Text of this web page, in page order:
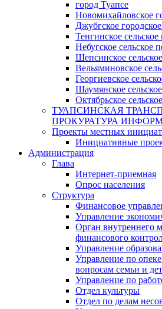
город Туапсе
Новомихайловское
Джубгское
Тенгинское сельское
Небугское сельское
Шепсинское
Вельяминовское
Георгиевское
Шаумянское
Октябрьское
ТУАПСИНСКАЯ
ПРОКУРАТУРА
Проекты местных
Инициативные
Администрация
Глава
Интернет-приемная
Опрос населения
Структура
Финансовое
Управление
Орган внутреннего
финансового
Управление
Управление по
вопросам семьи и
Управление по
Отдел культуры
Отдел по делам